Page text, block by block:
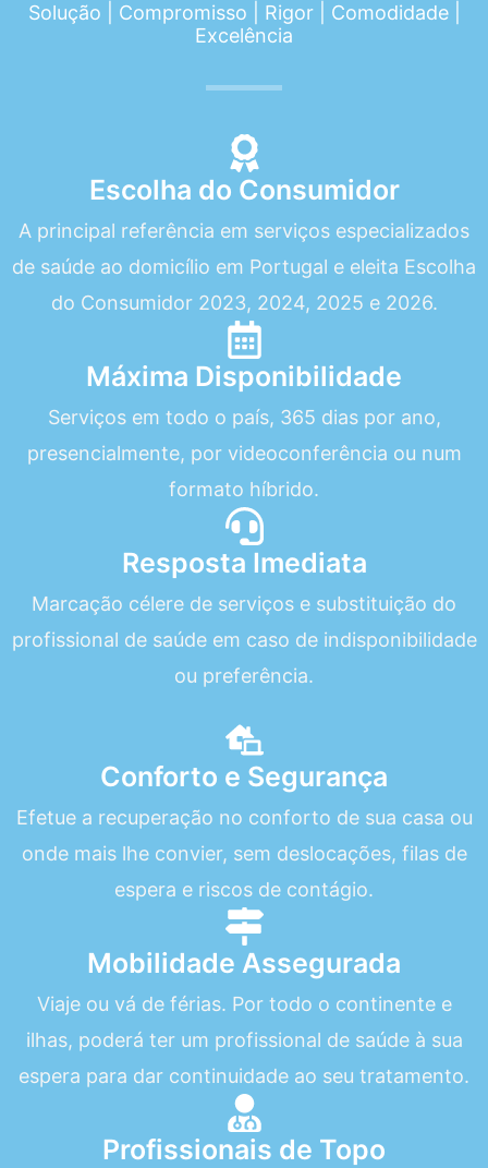
Solução | Compromisso | Rigor | Comodidade |
Excelência
Escolha do Consumidor
A principal referência em serviços especializados
de saúde ao domicílio em Portugal e eleita Escolha
do Consumidor 2023, 2024, 2025 e 2026.
Máxima Disponibilidade
Serviços em todo o país, 365 dias por ano,
presencialmente, por videoconferência ou num
formato híbrido.
Resposta Imediata
Marcação célere de serviços e substituição do
profissional de saúde em caso de indisponibilidade
ou preferência.
Conforto e Segurança
Efetue a recuperação no conforto de sua casa ou
onde mais lhe convier, sem deslocações, filas de
espera e riscos de contágio.
Mobilidade Assegurada
Viaje ou vá de férias. Por todo o continente e
ilhas, poderá ter um profissional de saúde à sua
espera para dar continuidade ao seu tratamento.
Profissionais de Topo